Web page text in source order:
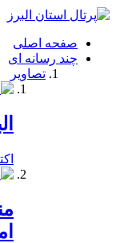
فصد
شرق
تهران
خشکشویی
صفحه اصلی
چند رسانه ای
تصاویر
اکتبر